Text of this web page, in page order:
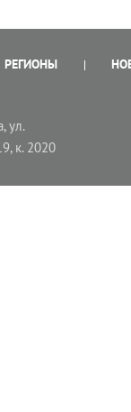
РЕГИОНЫ
ул.
к. 2020